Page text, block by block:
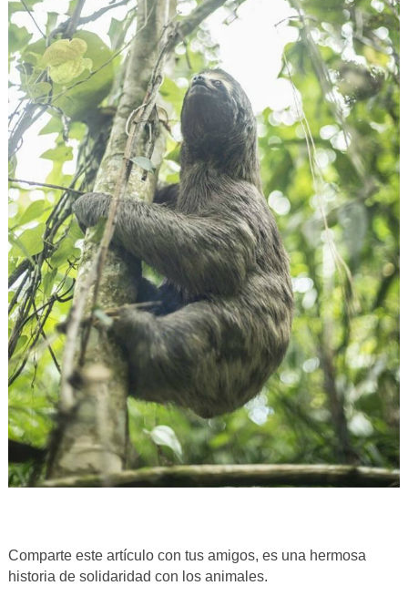
Comparte este artículo con tus amigos, es una hermosa
historia de solidaridad con los animales.